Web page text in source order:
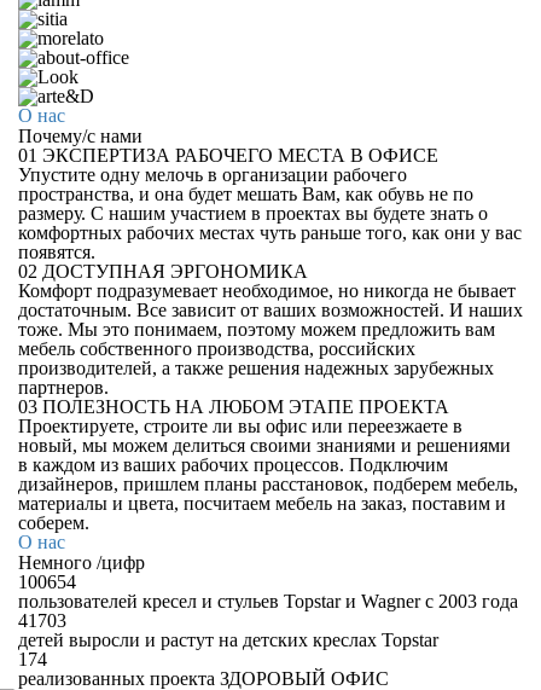
О нас
Почему/с нами
01 ЭКСПЕРТИЗА РАБОЧЕГО МЕСТА В ОФИСЕ
Упустите одну мелочь в организации рабочего
пространства, и она будет мешать Вам, как обувь не по
размеру. С нашим участием в проектах вы будете знать о
комфортных рабочих местах чуть раньше того, как они у вас
появятся.
02 ДОСТУПНАЯ ЭРГОНОМИКА
Комфорт подразумевает необходимое, но никогда не бывает
достаточным. Все зависит от ваших возможностей. И наших
тоже. Мы это понимаем, поэтому можем предложить вам
мебель собственного производства, российских
производителей, а также решения надежных зарубежных
партнеров.
03 ПОЛЕЗНОСТЬ НА ЛЮБОМ ЭТАПЕ ПРОЕКТА
Проектируете, строите ли вы офис или переезжаете в
новый, мы можем делиться своими знаниями и решениями
в каждом из ваших рабочих процессов. Подключим
дизайнеров, пришлем планы расстановок, подберем мебель,
материалы и цвета, посчитаем мебель на заказ, поставим и
соберем.
О нас
Немного /цифр
100654
пользователей кресел и стульев Topstar и Wagner с 2003 года
41703
детей выросли и растут на детских креслах Topstar
174
реализованных проекта ЗДОРОВЫЙ ОФИС